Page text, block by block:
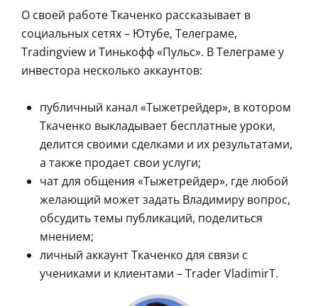
О своей работе Ткаченко рассказывает в
социальных сетях – Ютубе, Телеграме,
Tradingview и Тинькофф «Пульс». В Телеграме у
инвестора несколько аккаунтов:
публичный канал «Тыжетрейдер», в котором
Ткаченко выкладывает бесплатные уроки,
делится своими сделками и их результатами,
а также продает свои услуги;
чат для общения «Тыжетрейдер», где любой
желающий может задать Владимиру вопрос,
обсудить темы публикаций, поделиться
мнением;
личный аккаунт Ткаченко для связи с
учениками и клиентами – Trader VladimirT.